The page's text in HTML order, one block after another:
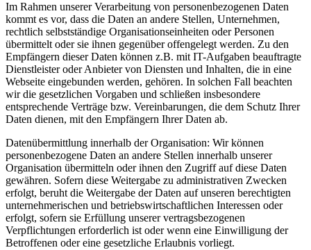
Im Rahmen unserer Verarbeitung von personenbezogenen Daten
kommt es vor, dass die Daten an andere Stellen, Unternehmen,
rechtlich selbstständige Organisationseinheiten oder Personen
übermittelt oder sie ihnen gegenüber offengelegt werden. Zu den
Empfängern dieser Daten können z.B. mit IT-Aufgaben beauftragte
Dienstleister oder Anbieter von Diensten und Inhalten, die in eine
Webseite eingebunden werden, gehören. In solchen Fall beachten
wir die gesetzlichen Vorgaben und schließen insbesondere
entsprechende Verträge bzw. Vereinbarungen, die dem Schutz Ihrer
Daten dienen, mit den Empfängern Ihrer Daten ab.
Datenübermittlung innerhalb der Organisation: Wir können
personenbezogene Daten an andere Stellen innerhalb unserer
Organisation übermitteln oder ihnen den Zugriff auf diese Daten
gewähren. Sofern diese Weitergabe zu administrativen Zwecken
erfolgt, beruht die Weitergabe der Daten auf unseren berechtigten
unternehmerischen und betriebswirtschaftlichen Interessen oder
erfolgt, sofern sie Erfüllung unserer vertragsbezogenen
Verpflichtungen erforderlich ist oder wenn eine Einwilligung der
Betroffenen oder eine gesetzliche Erlaubnis vorliegt.